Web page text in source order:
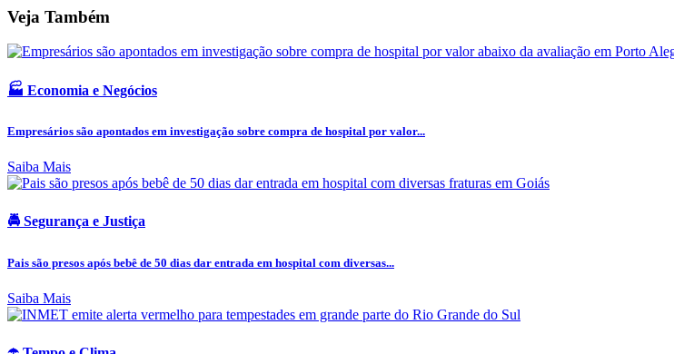
Veja Também
🏭 Economia e Negócios
Empresários são apontados em investigação sobre compra de hospital por valor...
Saiba Mais
🚔 Segurança e Justiça
Pais são presos após bebê de 50 dias dar entrada em hospital com diversas...
Saiba Mais